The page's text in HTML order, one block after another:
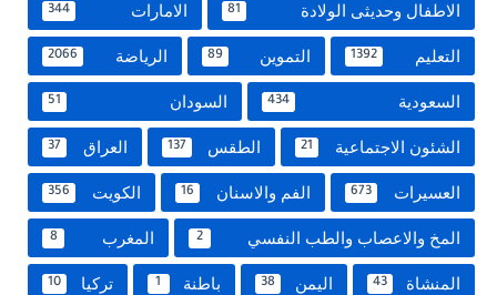
الاطفال وحديثى الولادة 81 الامارات 344
التعليم 1392 التموين 89 الرياضة 2066
السعودية 434 السودان 51
الشئون الاجتماعية 21 الطقس 137 العراق 37
العسيرات 673 الفم والاسنان 16 الكويت 356
المخ والاعصاب والطب النفسي 2 المغرب 8
المنشاة 43 اليمن 38 باطنة 1 تركيا 10